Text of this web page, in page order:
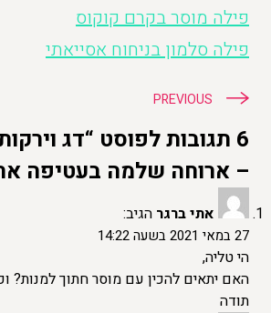
פילה מוסר בקרם קוקוס
פילה סלמון בניחוח אסייאתי
ניווטPREVIOUS
6 תגובות לפוסט “דג
– ארוחה שלמה בעטיפה
אתי ברגר הגיב:
27 במאי 2021 בשעה 14:22
הי טליה,
האם יתאים להכין עם מוסר חתוך למנות?
תודה